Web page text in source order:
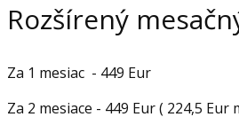
Rozšírený
Za 1 mesiac - 449 Eur
Za 2 mesiace - 449 Eur ( 224,5 Eur